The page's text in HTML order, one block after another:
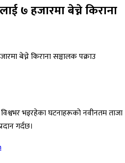
७ हजारमा बेच्ने किराना
भइरहेका घटनाहरूको नवीनतम ताजा
गर्दछ।